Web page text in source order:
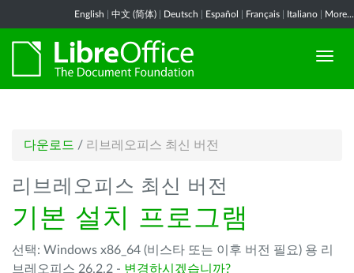
English 中文 (简体) Deutsch Español Français Italiano More...
다운로드 / 리브레오피스 최신 버전
리브레오피스 최신 버전
기본 설치 프로그램
선택: Windows x86_64 (비스타 또는 이후 버전 필요) 용 리
브레오피스 26.2.2 - 변경하시겠습니까?